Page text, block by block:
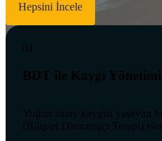
Hepsini İncele
01
BDT ile Kaygı Yönetimi
Yoğun sınav kaygısı yaşayan
(Bilişsel Davranışçı Terapi)